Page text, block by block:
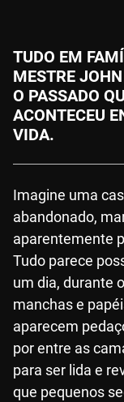
TUDO EM
MESTRE
O PASSADO
ACONTECEU
VIDA.
Imagine uma
abandonado,
aparentemente
Tudo parece
um dia, durante
manchas e
aparecem
por entre as
para ser lida e
que pequenos